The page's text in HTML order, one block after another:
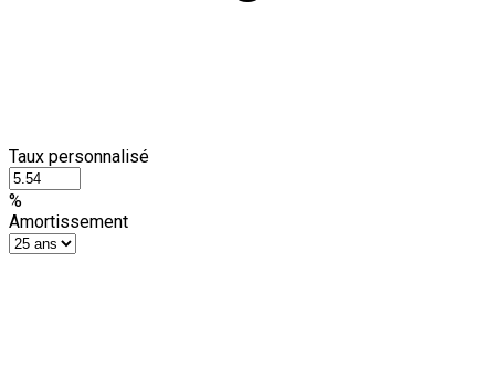
Taux personnalisé
%
Amortissement